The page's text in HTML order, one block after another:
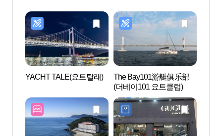
YACHT TALE(요트탈래)
The Bay101游艇俱乐部
(더베이101 요트클럽)